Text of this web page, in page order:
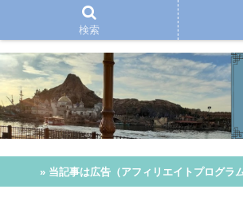
» 当記事は広告（アフィリエイトプログラ
検索